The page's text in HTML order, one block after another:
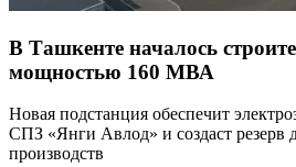
В Ташкенте началось
мощностью 160 МВА
Новая подстанция обеспечит
СПЗ «Янги Авлод» и создаст резерв
производств